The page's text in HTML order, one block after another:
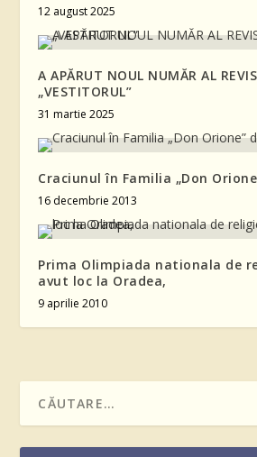
12 august 2025
A APĂRUT NOUL NUMĂR AL
„VESTITORUL”
31 martie 2025
Craciunul în Familia „Don
16 decembrie 2013
Prima Olimpiada nationala de
avut loc la Oradea,
9 aprilie 2010